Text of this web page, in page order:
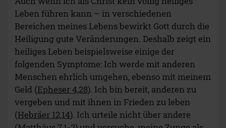
Leben führen kann – in verschiedenen
Bereichen meines Lebens bewirkt Gott durch die
Heiligung gute Veränderungen. Deshalb zeigt ein
heiliges Leben beispielsweise einige der
folgenden Symptome: Ich werde mit anderen
Menschen ehrlich umgehen, ebenso mit meinem
Geld (Epheser 4,28). Ich bin bereit, anderen zu
vergeben und mit ihnen in Frieden zu leben
(Hebräer 12,14). Ich urteile nicht über andere